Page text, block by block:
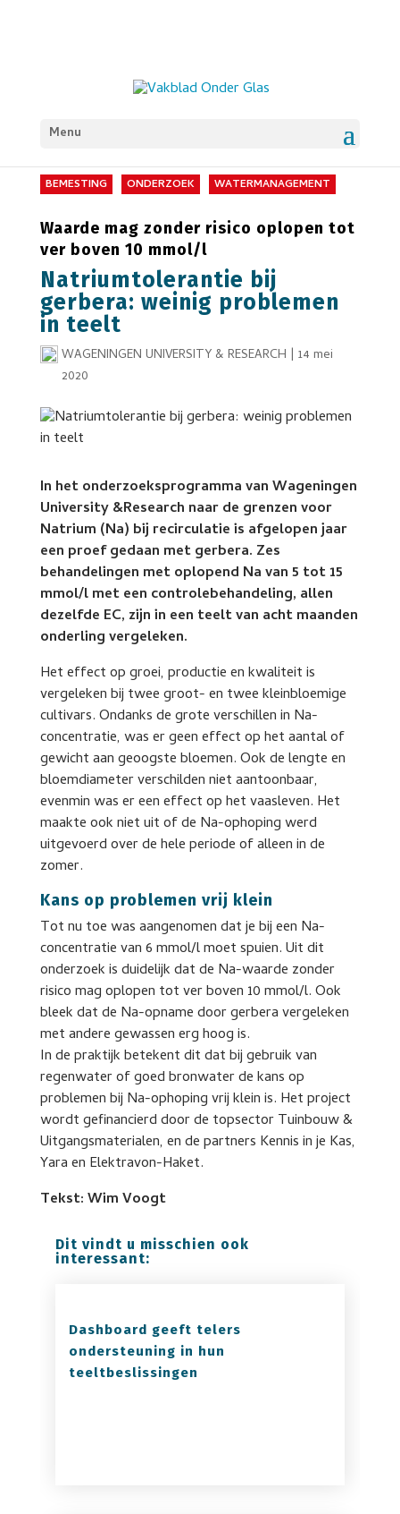
Menu
BEMESTING ONDERZOEK WATERMANAGEMENT
Waarde mag zonder risico oplopen tot
ver boven 10 mmol/l
Natriumtolerantie bij
gerbera: weinig problemen
in teelt
WAGENINGEN UNIVERSITY & RESEARCH | 14 mei
2020
In het onderzoeksprogramma van Wageningen
University &Research naar de grenzen voor
Natrium (Na) bij recirculatie is afgelopen jaar
een proef gedaan met gerbera. Zes
behandelingen met oplopend Na van 5 tot 15
mmol/l met een controlebehandeling, allen
dezelfde EC, zijn in een teelt van acht maanden
onderling vergeleken.
Het effect op groei, productie en kwaliteit is
vergeleken bij twee groot- en twee kleinbloemige
cultivars. Ondanks de grote verschillen in Na-
concentratie, was er geen effect op het aantal of
gewicht aan geoogste bloemen. Ook de lengte en
bloemdiameter verschilden niet aantoonbaar,
evenmin was er een effect op het vaasleven. Het
maakte ook niet uit of de Na-ophoping werd
uitgevoerd over de hele periode of alleen in de
zomer.
Kans op problemen vrij klein
Tot nu toe was aangenomen dat je bij een Na-
concentratie van 6 mmol/l moet spuien. Uit dit
onderzoek is duidelijk dat de Na-waarde zonder
risico mag oplopen tot ver boven 10 mmol/l. Ook
bleek dat de Na-opname door gerbera vergeleken
met andere gewassen erg hoog is.
In de praktijk betekent dit dat bij gebruik van
regenwater of goed bronwater de kans op
problemen bij Na-ophoping vrij klein is. Het project
wordt gefinancierd door de topsector Tuinbouw &
Uitgangsmaterialen, en de partners Kennis in je Kas,
Yara en Elektravon-Haket.
Tekst: Wim Voogt
Dit vindt u misschien ook
interessant:
Dashboard geeft telers
ondersteuning in hun
teeltbeslissingen